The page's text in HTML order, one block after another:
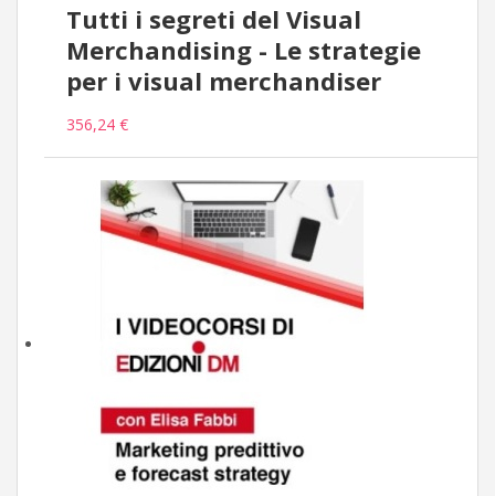
Tutti i segreti del Visual
Merchandising - Le strategie
per i visual merchandiser
356,24 €